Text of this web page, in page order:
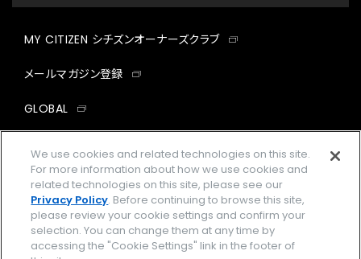
MY CITIZEN シチズンオーナーズクラブ
メールマガジン登録
GLOBAL
facebookinstagramtwitter
企業情報 ご利用規約
プライバシーポリシー Cookies Settings
We use cookies and related technologies on this site.
For more information about how we use cookies and
related technologies on this site, please see our
Privacy Policy. Before continuing to browse this site,
please review your cookie settings and confirm your
selection. You can change them at any time by
accessing the "Cookie Settings" link in the footer of